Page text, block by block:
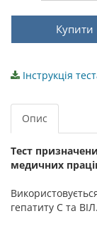
Купити
Інструкція
Опис
Тест
медичних
гепатиту С та ВІЛ.